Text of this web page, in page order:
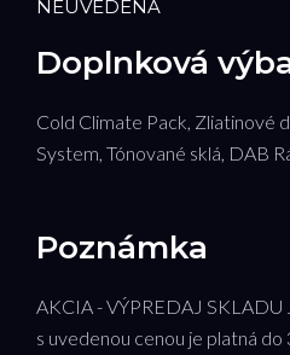
NEUVEDENÁ
Doplnková
Cold Climate Pack, Zliatinové
System, Tónované sklá, DAB
Poznámka
AKCIA - VÝPREDAJ
s uvedenou cenou je platná